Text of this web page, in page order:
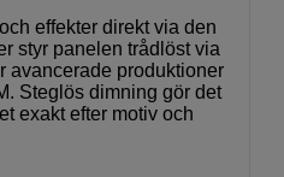
effekter direkt via den
styr panelen trådlöst via
avancerade produktioner
Steglös dimning gör det
exakt efter motiv och